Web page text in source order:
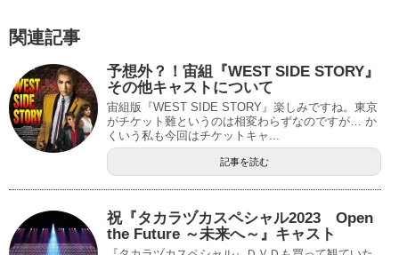
関連記事
予想外？！宙組『WEST SIDE STORY』
その他キャストについて
宙組版『WEST SIDE STORY』楽しみですね。東京
がチケット難というのは相変わらずなのですが… か
くいう私も今回はチケットキャ...
記事を読む
祝『タカラヅカスペシャル2023 Open
the Future ～未来へ～』キャスト